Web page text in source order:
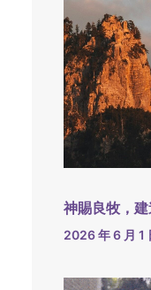
神賜良牧，
2026 年 6 月 1